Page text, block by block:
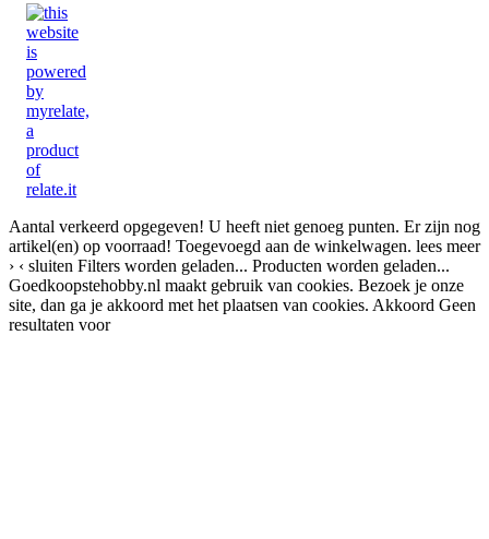
Aantal verkeerd opgegeven! U heeft niet genoeg punten. Er zijn nog
artikel(en) op voorraad! Toegevoegd aan de winkelwagen. lees meer
› ‹ sluiten Filters worden geladen... Producten worden geladen...
Goedkoopstehobby.nl maakt gebruik van cookies. Bezoek je onze
site, dan ga je akkoord met het plaatsen van cookies. Akkoord Geen
resultaten voor